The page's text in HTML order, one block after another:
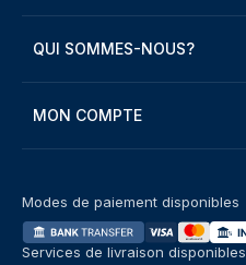
QUI SOMMES-NOUS?
MON COMPTE
Modes de paiement disponibles
Services de livraison disponibles